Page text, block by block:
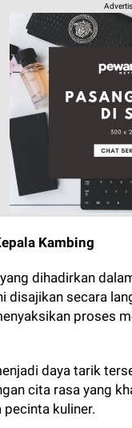
Kambing
dihadirkan
disajikan secara
proses
daya tarik
cita rasa yang
pecinta kuliner.